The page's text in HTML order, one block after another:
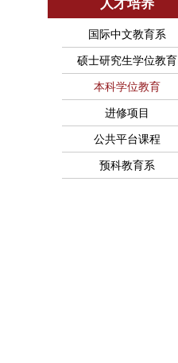
人才培养
国际中文教育系
硕士研究生学位教育
本科学位教育
进修项目
公共平台课程
预科教育系